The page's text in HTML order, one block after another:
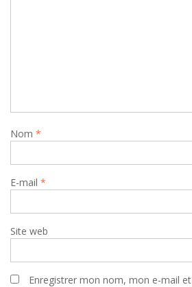
Nom *
E-mail *
Site web
Enregistrer mon nom, mon e-mail